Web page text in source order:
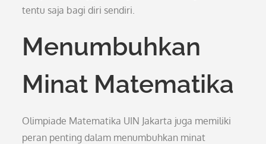
tentu saja bagi diri sendiri.
Menumbuhkan
Minat Matematika
Olimpiade Matematika UIN Jakarta juga memiliki
peran penting dalam menumbuhkan minat